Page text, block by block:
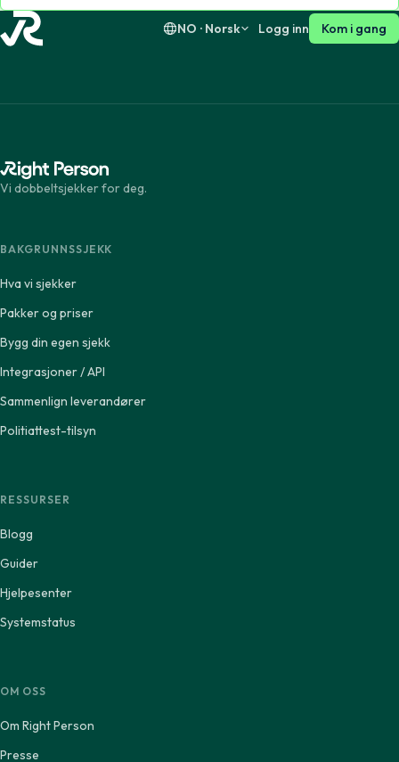
NO · Norsk Logg inn Kom i gang
Vi dobbeltsjekker for deg.
BAKGRUNNSSJEKK
Hva vi sjekker
Pakker og priser
Bygg din egen sjekk
Integrasjoner / API
Sammenlign leverandører
Politiattest-tilsyn
RESSURSER
Blogg
Guider
Hjelpesenter
Systemstatus
OM OSS
Om Right Person
Presse